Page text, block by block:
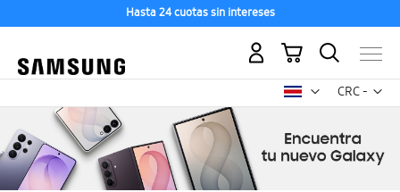
Hasta 24 cuotas sin intereses
CRC -
colón
Mi carrito